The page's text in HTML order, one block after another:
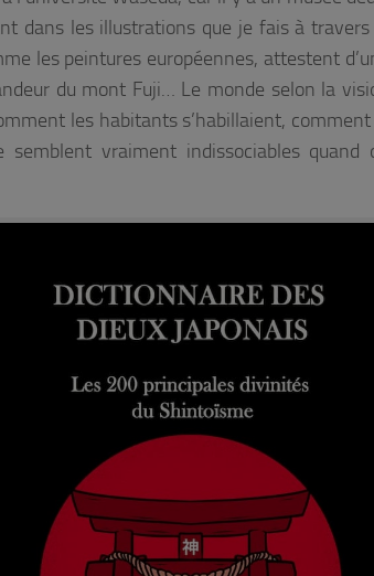
dans les illustrations que je fais à travers
les peintures européennes, attestent
du mont Fuji… Le monde selon la
les habitants s’habillaient,
vraiment indissociables quand